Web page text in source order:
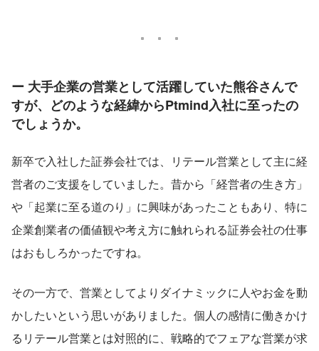
ー 大手企業の営業として活躍していた熊谷さんで
すが、どのような経緯からPtmind入社に至ったの
でしょうか。
新卒で入社した証券会社では、リテール営業として主に経
営者のご支援をしていました。昔から「経営者の生き方」
や「起業に至る道のり」に興味があったこともあり、特に
企業創業者の価値観や考え方に触れられる証券会社の仕事
はおもしろかったですね。
その一方で、営業としてよりダイナミックに人やお金を動
かしたいという思いがありました。個人の感情に働きかけ
るリテール営業とは対照的に、戦略的でフェアな営業が求